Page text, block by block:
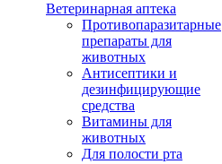
Ветеринарная аптека
Противопаразитарные
препараты для
животных
Антисептики и
дезинфицирующие
средства
Витамины для
животных
Для полости рта